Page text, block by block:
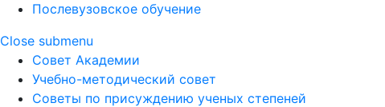
Послевузовское обучение
Close submenu
Совет Академии
Учебно-методический совет
Советы по присуждению ученых степеней